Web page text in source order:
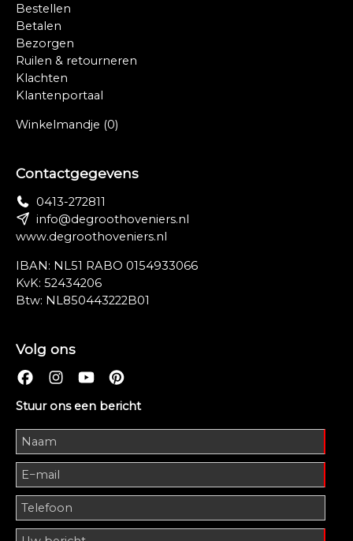
Bestellen
Betalen
Bezorgen
Ruilen & retourneren
Klachten
Klantenportaal
Winkelmandje (0)
Contactgegevens
0413-272811
info@degroothoveniers.nl
www.degroothoveniers.nl
IBAN: NL51 RABO 0154933066
KvK: 52434206
Btw: NL850443222B01
Volg ons
Stuur ons een bericht